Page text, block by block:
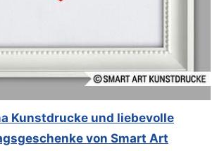
Kunstdrucke und liebevolle
von Smart Art